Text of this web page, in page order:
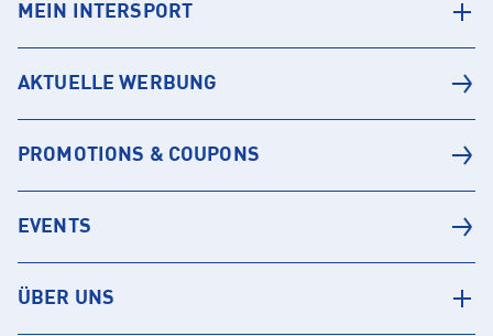
MEIN INTERSPORT
AKTUELLE WERBUNG
PROMOTIONS & COUPONS
EVENTS
ÜBER UNS